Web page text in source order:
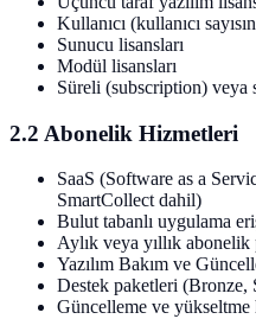
Kullanıcı (kullanıcı
Sunucu lisansları
Modül lisansları
Süreli (subscription) veya
2.2 Abonelik Hizmetleri
SaaS (Software as a
SmartCollect dahil)
Bulut tabanlı uygulama
Aylık veya yıllık abonelik
Yazılım Bakım ve
Destek paketleri (Bronze,
Güncelleme ve yükseltme